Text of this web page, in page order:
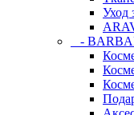
Уход
-